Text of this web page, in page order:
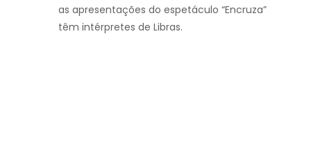
as apresentações do espetáculo “Encruza”
têm intérpretes de Libras.